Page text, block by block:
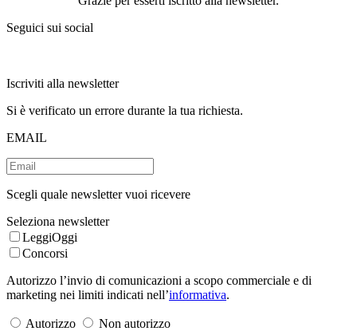
Seguici sui social
Iscriviti alla newsletter
Si è verificato un errore durante la tua richiesta.
EMAIL
Scegli quale newsletter vuoi ricevere
Seleziona newsletter
LeggiOggi
Concorsi
Autorizzo l’invio di comunicazioni a scopo commerciale e di
marketing nei limiti indicati nell’informativa.
Autorizzo
Non autorizzo